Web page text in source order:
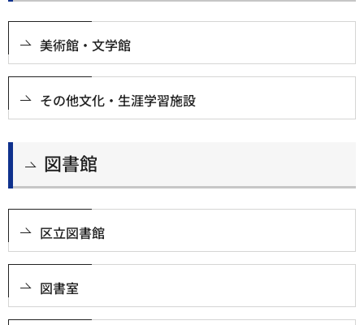
美術館・文学館
その他文化・生涯学習施設
図書館
区立図書館
図書室